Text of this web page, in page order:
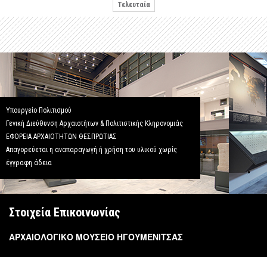
Τελευταία
Υπουργείο Πολιτισμού
Γενική Διεύθυνση Αρχαιοτήτων & Πολιτιστικής Κληρονομιάς
ΕΦΟΡΕΙΑ ΑΡΧΑΙΟΤΗΤΩΝ ΘΕΣΠΡΩΤΙΑΣ
Απαγορεύεται η αναπαραγωγή ή χρήση του υλικού χωρίς
έγγραφη άδεια
Στοιχεία Επικοινωνίας
ΑΡΧΑΙΟΛΟΓΙΚΟ ΜΟΥΣΕΙΟ ΗΓΟΥΜΕΝΙΤΣΑΣ